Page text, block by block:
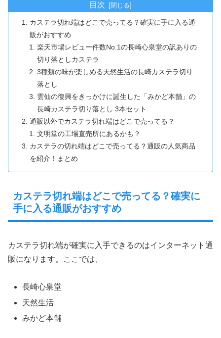
目次
カステラ切れ端はどこで売ってる？確実に手に入る通
販がおすすめ
楽天市場レビュー件数No.1の長崎心泉堂の訳ありの
切り落としカステラ
3種類の味が楽しめる天然生活の長崎カステラ切り
落とし
雲仙の復興をきっかけに誕生した‎「みかど本舗」の
長崎カステラ切り落とし 3本セット
通販以外でカステラ切れ端はどこで売ってる？
文明堂の工場直売所にあるかも？
カステラの切れ端はどこで売ってる？通販の人気商品
を紹介！まとめ
カステラ切れ端はどこで売ってる？確実に
手に入る通販がおすすめ
カステラ切れ端が確実に入手できるのはインターネット通
販になります。ここでは、
長崎心泉堂
天然生活
みかど本舗